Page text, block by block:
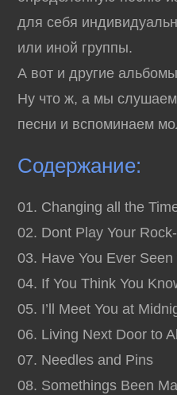
для себя
или иной группы.
А вот и другие
Ну что ж, а мы
песни и вспоминаем
Содержание:
01. Changing all the
02. Dont Play Your
03. Have You Ever Seen
04. If You Think You
05. I’ll Meet You at
06. Living Next Door to
07. Needles and Pins
08. Somethings Been